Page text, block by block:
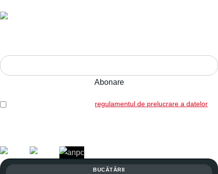
regulamentul de prelucrare a datelor
BUCĂTĂRII